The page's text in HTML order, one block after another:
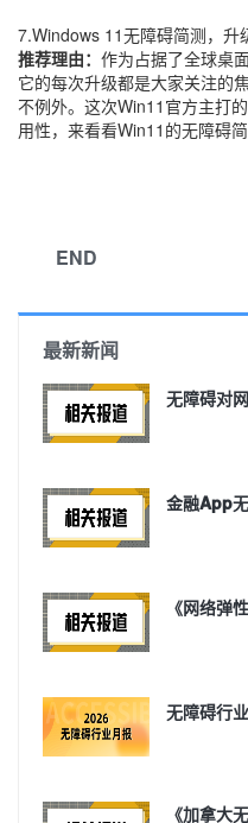
7.Windows 11无障碍简测，升
推荐理由： 作为占据了全球桌
它的每次升级都是大家关注的
不例外。这次Win11官方主打
用性，来看看Win11的无障碍
END
最新新闻
无障碍对
金融App
《网络弹
无障碍行
《加拿大